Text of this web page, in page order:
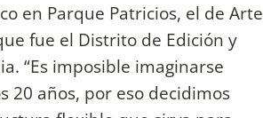
en Parque Patricios, el de Arte
fue el Distrito de Edición y
“Es imposible imaginarse
20 años, por eso decidimos